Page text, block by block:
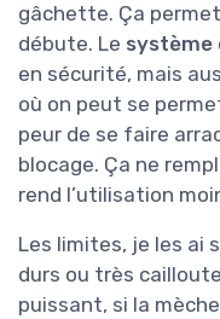
gâchette. Ça
débute. Le système
en sécurité, mais
où on peut se
peur de se faire
blocage. Ça ne
rend l’utilisation
Les limites, je les ai
durs ou très
puissant, si la